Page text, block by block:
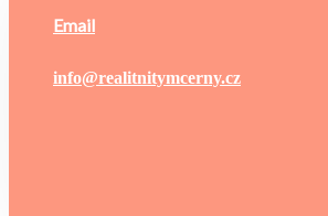
Email
info@realitnitymcerny.cz